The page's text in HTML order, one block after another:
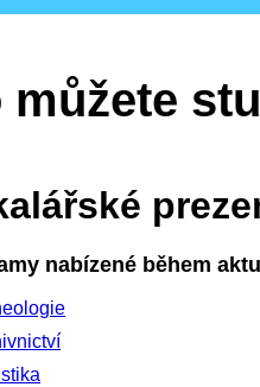
můžete
nabízené během